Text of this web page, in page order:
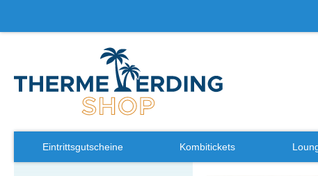
Eintrittsgutscheine Kombitickets